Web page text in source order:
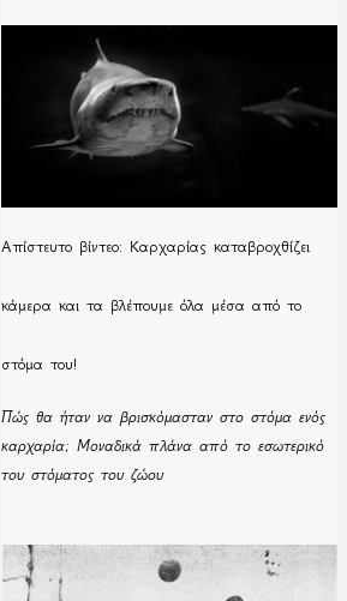
Απίστευτο βίντεο: Καρχαρίας καταβροχθίζει
κάμερα και τα βλέπουμε όλα μέσα από το
στόμα του!
Πώς θα ήταν να βρισκόμασταν στο στόμα ενός
καρχαρία; Μοναδικά πλάνα από το εσωτερικό
του στόματος του ζώου